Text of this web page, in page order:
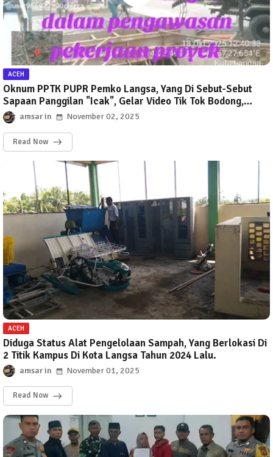
ACEH
Oknum PPTK PUPR Pemko Langsa, Yang Di Sebut-Sebut
Sapaan Panggilan "Icak", Gelar Video Tik Tok Bodong,
Lakukan Fitnah Penyiaran Tanpa Bukti Yang Akurat.
amsar November 02, 2025
Read Now
ACEH
Diduga Status Alat Pengelolaan Sampah, Yang Berlokasi Di
2 Titik Kampus Di Kota Langsa Tahun 2024 Lalu.
amsar November 01, 2025
Read Now